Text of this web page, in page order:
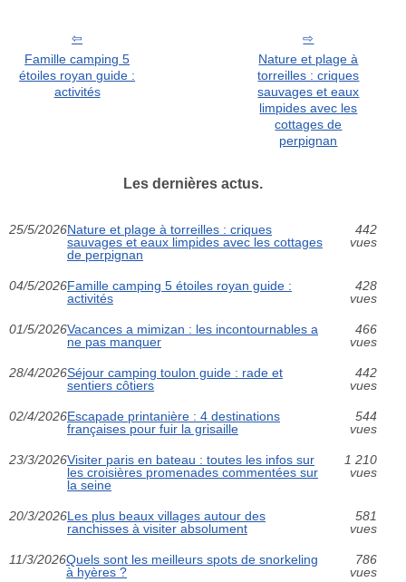
Famille camping 5
étoiles royan guide :
activités
Nature et plage à
torreilles : criques
sauvages et eaux
limpides avec les
cottages de
perpignan
Les dernières actus.
25/5/2026Nature et plage à torreilles : criques
sauvages et eaux limpides avec les cottages
de perpignan
442
vues
04/5/2026Famille camping 5 étoiles royan guide :
activités
428
vues
01/5/2026Vacances a mimizan : les incontournables a
ne pas manquer
466
vues
28/4/2026Séjour camping toulon guide : rade et
sentiers côtiers
442
vues
02/4/2026Escapade printanière : 4 destinations
françaises pour fuir la grisaille
544
vues
23/3/2026Visiter paris en bateau : toutes les infos sur
les croisières promenades commentées sur
la seine
1 210
vues
20/3/2026Les plus beaux villages autour des
ranchisses à visiter absolument
581
vues
11/3/2026Quels sont les meilleurs spots de snorkeling
à hyères ?
786
vues